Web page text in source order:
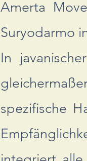
Amerta
Suryodarmo
In
spezifische